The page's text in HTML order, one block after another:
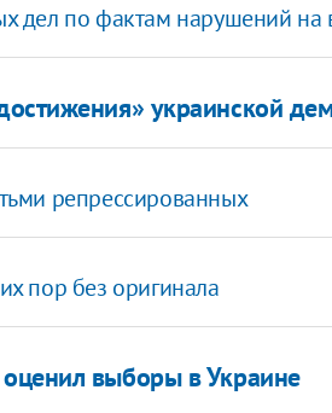
дел по фактам нарушений на
украинской
репрессированных
пор без оригинала
выборы в Украине